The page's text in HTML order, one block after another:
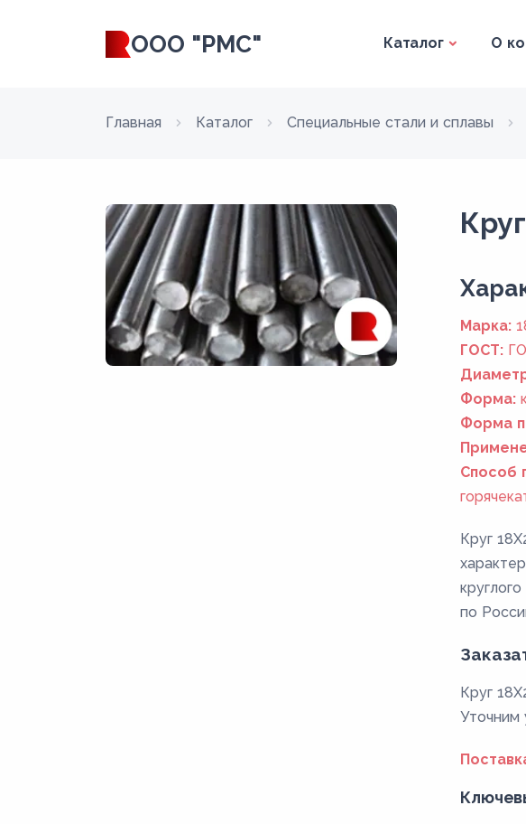
ООО "РМС" Каталог О
Главная Каталог Специальные стали и сплавы
Марка:
ГОСТ:
Форма:
Форма
Способ
Круг
по
Круг
Уточним